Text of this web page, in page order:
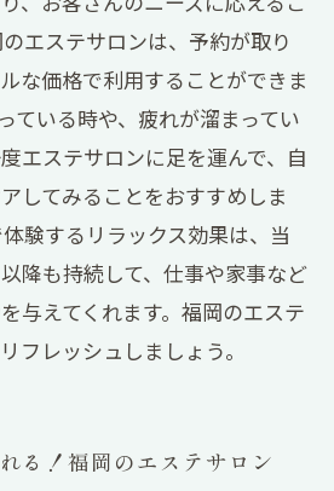
エステサロンは、予約が取り
な価格で利用することができま
ている時や、疲れが溜まってい
エステサロンに足を運んで、自
してみることをおすすめしま
験するリラックス効果は、当
降も持続して、仕事や家事など
与えてくれます。福岡のエステ
フレッシュしましょう。
る！福岡のエステサロン